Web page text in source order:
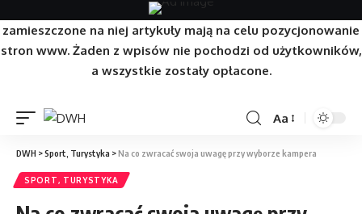
Strona/Blog w całości ma charakter reklamowy, a
zamieszczone na niej artykuły mają na celu pozycjonowanie
stron www. Żaden z wpisów nie pochodzi od użytkowników,
a wszystkie zostały opłacone.
Aa
DWH >Sport, Turystyka >Na co zwracać swoja uwagę przy wyborze kampera
SPORT, TURYSTYKA